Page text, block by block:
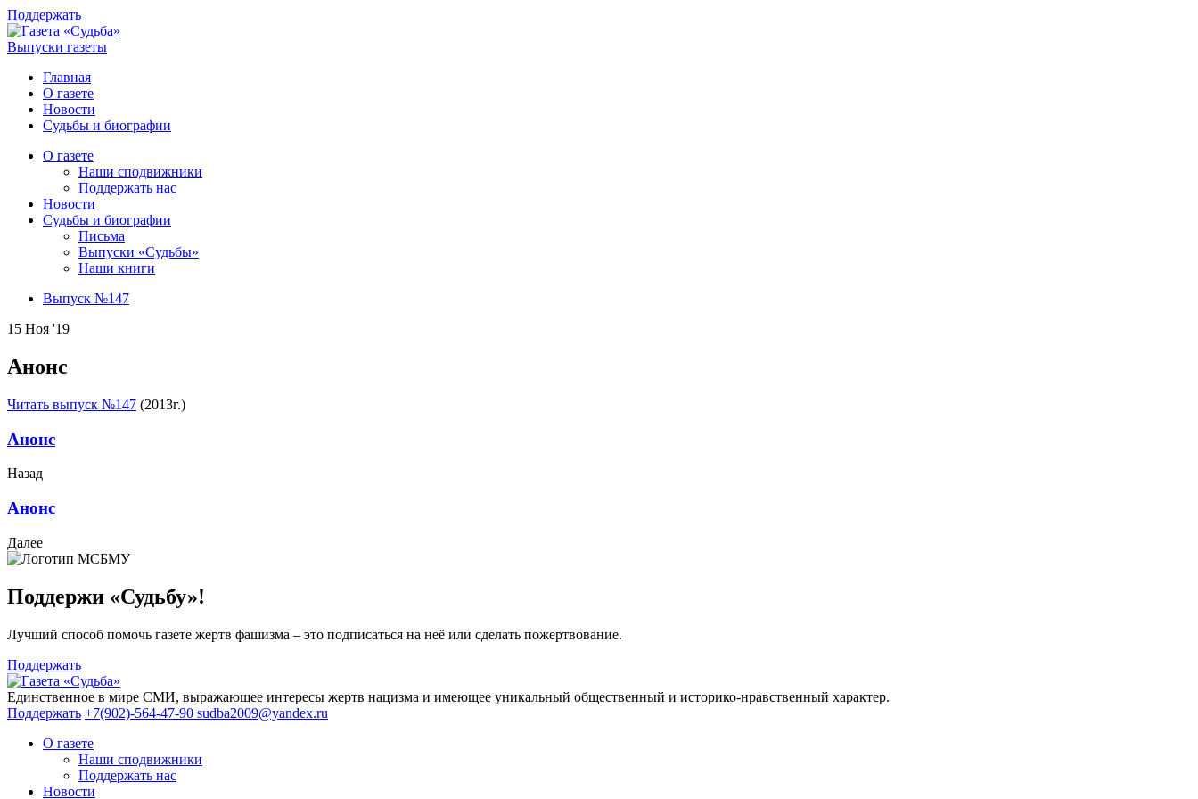
Поддержать
Выпуски газеты
Главная
О газете
Новости
Судьбы и биографии
О газете
Наши сподвижники
Поддержать нас
Новости
Судьбы и биографии
Письма
Выпуски «Судьбы»
Наши книги
Выпуск №147
15 Ноя '19
Анонс
Читать выпуск №147 (2013г.)
Анонс
Назад
Анонс
Далее
Поддержи «Судьбу»!
Лучший способ помочь газете жертв фашизма – это подписаться на неё или сделать пожертвование.
Поддержать
Единственное в мире СМИ, выражающее интересы жертв нацизма и имеющее уникальный общественный и историко-нравственный характер.
Поддержать +7(902)-564-47-90 sudba2009@yandex.ru
О газете
Наши сподвижники
Поддержать нас
Новости